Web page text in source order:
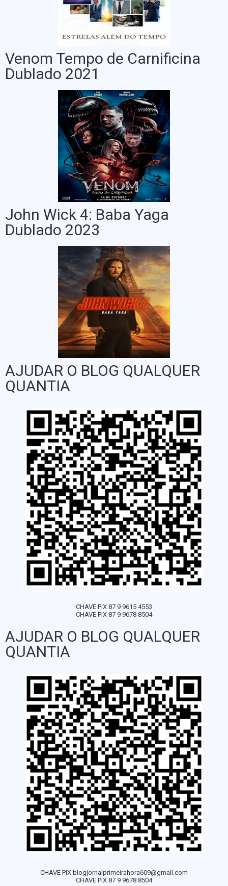
Venom Tempo de Carnificina
Dublado 2021
John Wick 4: Baba Yaga
Dublado 2023
AJUDAR O BLOG QUALQUER
QUANTIA
CHAVE PIX 87 9 9615 4553
CHAVE PIX 87 9 9678 8504
AJUDAR O BLOG QUALQUER
QUANTIA
CHAVE PIX blogjornalprimeirahora609@gmail.com
CHAVE PIX 87 9 9678 8504